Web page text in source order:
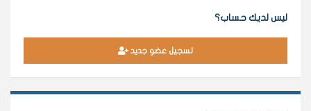
ليس لديك حساب؟
تسجيل عضو جديد